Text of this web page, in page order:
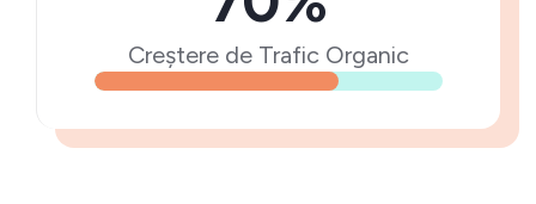
Creștere de Trafic Organic